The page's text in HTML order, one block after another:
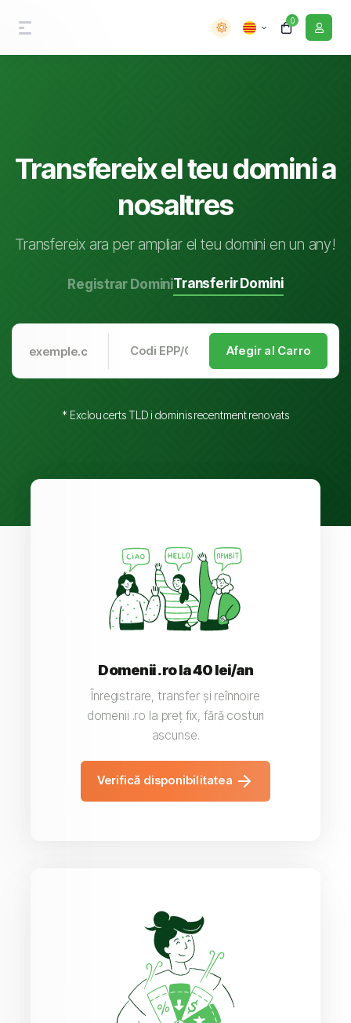
0
Transfereix el teu domini a
nosaltres
Transfereix ara per ampliar el teu domini en un any!
Registrar DominiTransferir Domini
Afegir al Carro
* Exclou certs TLD i dominis recentment renovats
Domenii .ro la 40 lei/an
Înregistrare, transfer și reînnoire
domenii .ro la preț fix, fără costuri
ascunse.
Verifică disponibilitatea